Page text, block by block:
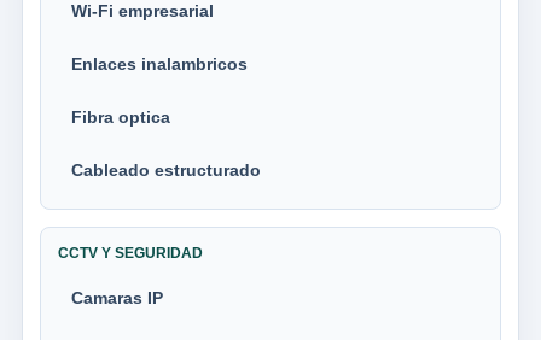
Wi-Fi empresarial
Enlaces inalambricos
Fibra optica
Cableado estructurado
CCTV Y SEGURIDAD
Camaras IP